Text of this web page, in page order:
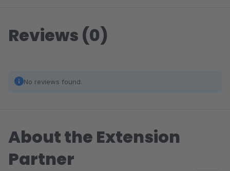
Reviews (0)
No reviews found.
About the Extension
Partner